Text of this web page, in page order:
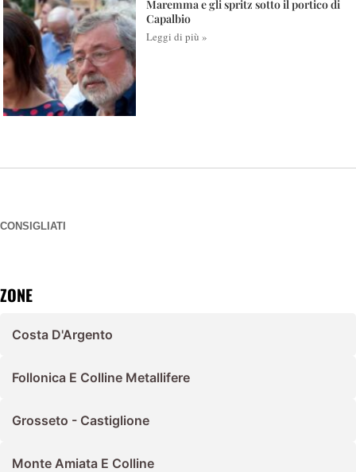
Maremma e gli spritz sotto il portico di
Capalbio
Leggi di più »
CONSIGLIATI
ZONE
Costa D'Argento
Follonica E Colline Metallifere
Grosseto - Castiglione
Monte Amiata E Colline